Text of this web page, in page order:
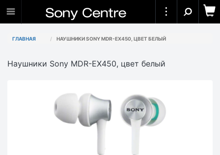
ГЛАВНАЯ НАУШНИКИ SONY MDR-EX450, ЦВЕТ БЕЛЫЙ
Наушники Sony MDR-EX450, цвет белый